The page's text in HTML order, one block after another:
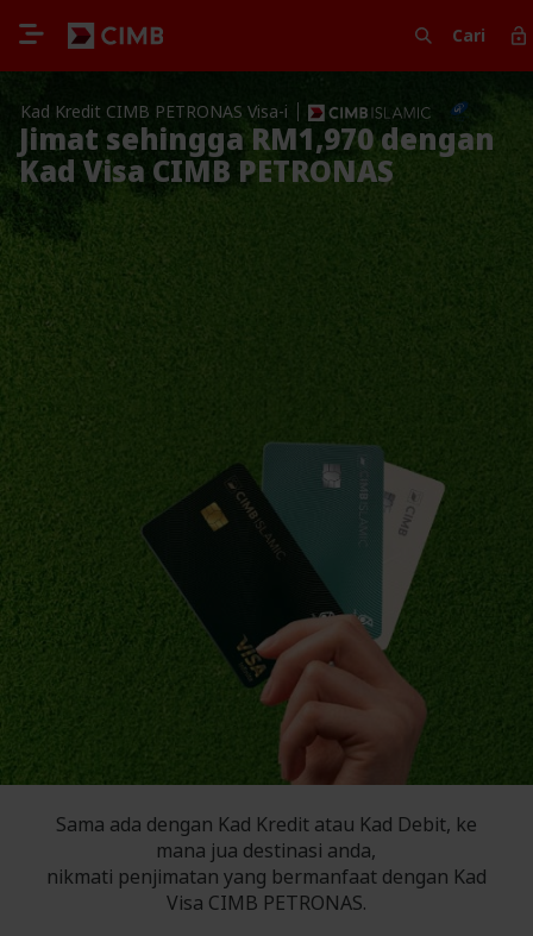
Cari
Kad Kredit CIMB PETRONAS Visa-i
Jimat sehingga RM1,970 dengan
Kad Visa CIMB PETRONAS
Sama ada dengan Kad Kredit atau Kad Debit, ke
mana jua destinasi anda,
nikmati penjimatan yang bermanfaat dengan Kad
Visa CIMB PETRONAS.